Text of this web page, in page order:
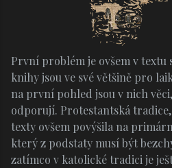
První problém je ovšem v textu
knihy jsou ve své většině pro
na první pohled jsou v nich
odporují. Protestantská
texty ovšem povýšila na
který z podstaty musí být
zatímco v katolické tradici je